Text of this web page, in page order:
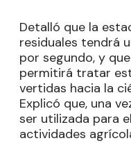
Detalló que la
residuales tendrá
por segundo, y
permitirá tratar
vertidas hacia la
Explicó que, una
ser utilizada para
actividades